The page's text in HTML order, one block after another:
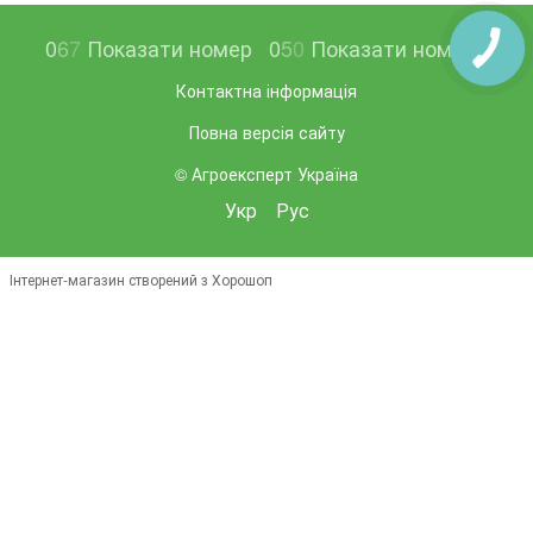
067 Показати номер 050 Показати номер
Контактна інформація
Повна версія сайту
© Агроексперт Україна
Укр Рус
Інтернет-магазин створений з Хорошоп